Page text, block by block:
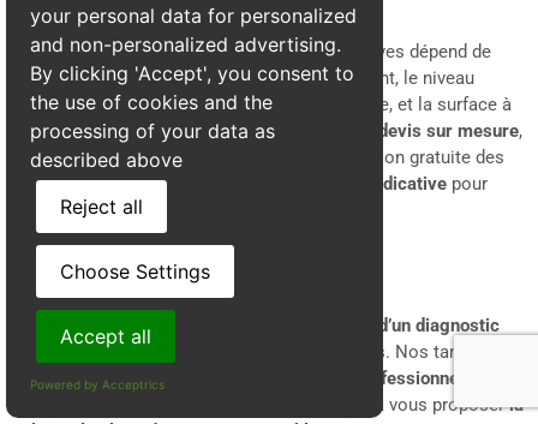
Le coût d’un dépigeonnage à Cornillon-en-Trièves dépend de
plusieurs facteurs : la configuration du bâtiment, le niveau
d’infestation, les techniques à mettre en œuvre, et la surface à
protéger. Chez Alpes3D, nous proposons des devis sur mesure,
adaptés à chaque situation, après une inspection gratuite des
lieux. Toutefois, voici une
fourchette de prix indicative pour
vous donner un ordre d’idée :
Un tarif transparent, sans surprise
Chez Alpes3D, chaque intervention fait l’objet
d’un diagnostic
et d’un devis détaillé
, sans frais cachés. Nos tarifs
comprennentla main-d’œuvre, le matériel professionnel, et les
. Nous nous engageons à vous proposerla
your personal data for personalized
and non-personalized advertising.
By clicking 'Accept', you consent to
the use of cookies and the
processing of your data as
described above
Reject all
Choose Settings
Accept all
Powered by Acceptrics